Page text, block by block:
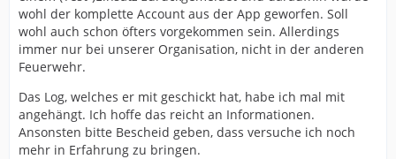
wohl der komplette Account aus der App geworfen. Soll
wohl auch schon öfters vorgekommen sein. Allerdings
immer nur bei unserer Organisation, nicht in der anderen
Feuerwehr.
Das Log, welches er mit geschickt hat, habe ich mal mit
angehängt. Ich hoffe das reicht an Informationen.
Ansonsten bitte Bescheid geben, dass versuche ich noch
mehr in Erfahrung zu bringen.